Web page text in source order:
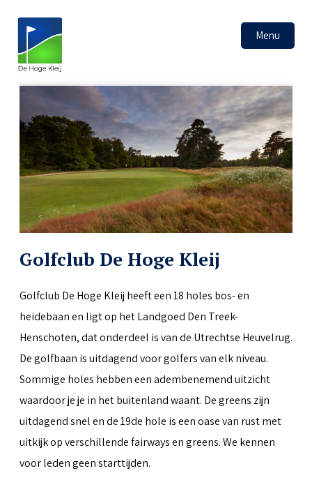
Menu
Golfclub De Hoge Kleij
Golfclub De Hoge Kleij heeft een 18 holes bos- en
heidebaan en ligt op het Landgoed Den Treek-
Henschoten, dat onderdeel is van de Utrechtse Heuvelrug.
De golfbaan is uitdagend voor golfers van elk niveau.
Sommige holes hebben een adembenemend uitzicht
waardoor je je in het buitenland waant. De greens zijn
uitdagend snel en de 19de hole is een oase van rust met
uitkijk op verschillende fairways en greens. We kennen
voor leden geen starttijden.